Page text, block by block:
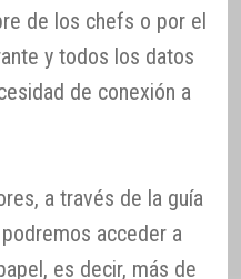
de los chefs o por el
y todos los datos
de conexión a
a través de la guía
acceder a
es decir, más de